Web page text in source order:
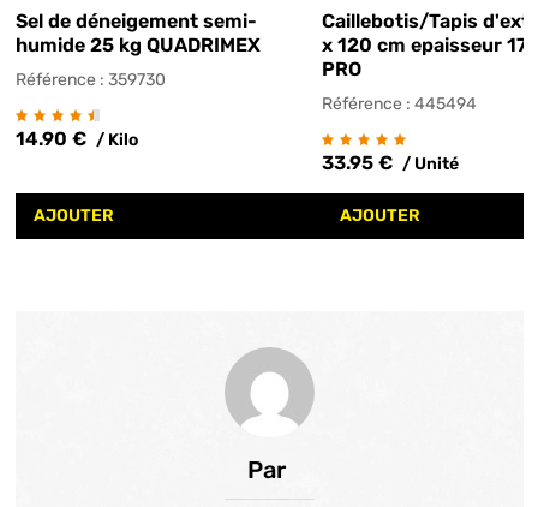
Sel de déneigement semi-
humide 25 kg QUADRIMEX
Référence : 359730
14.90 € / Kilo
AJOUTER
Caillebotis/Tapis
x 120 cm epaisseur 17
PRO
Référence : 445494
33.95 € / Unité
AJOUTER
Par